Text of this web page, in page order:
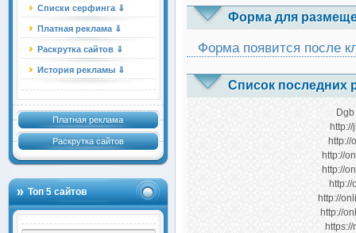
Списки серфинга ⇓
Платная реклама ⇓
Раскрутка сайтов ⇓
История рекламы ⇓
Платная реклама
Раскрутка сайтов
Топ 5 сайтов
Форма для
Форма появится после
Список последних
http://
http://
http://
http://
http://